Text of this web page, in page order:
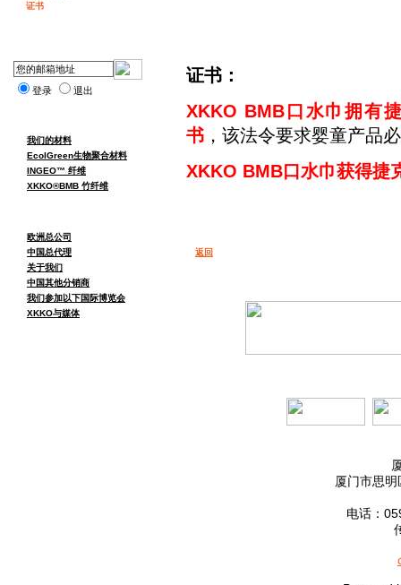
证书
登录 退出
我们的材料
EcolGreen生物聚合材料
INGEO™ 纤维
XKKO®BMB 竹纤维
欧洲总公司
中国总代理
关于我们
中国其他分销商
我们参加以下国际博览会
XKKO与媒体
证书：
XKKO BMB口水巾拥有
书 ，该法令要求婴童产品
XKKO BMB口水巾获得捷
返回
厦门市思
电话：